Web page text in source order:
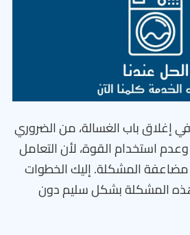
إغلاق باب الغسالة، من الضروري
استخدام القوة، لأن التعامل
المشكلة. إليك الخطوات
هذه المشكلة بشكل سليم دون